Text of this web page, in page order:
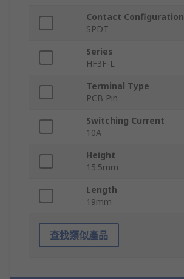
Contact Configuration
SPDT
Series
HF3F-L
Terminal Type
PCB Pin
Switching Current
10A
Height
15.5mm
Length
19mm
查找類似產品